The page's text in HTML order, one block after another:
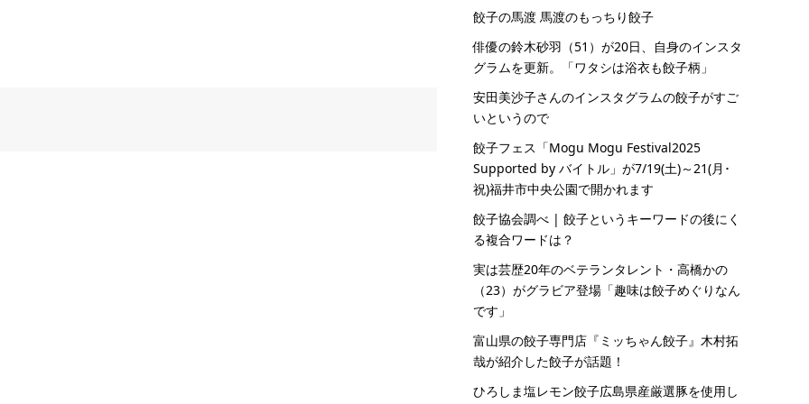
餃子の馬渡 馬渡のもっちり餃子
俳優の鈴木砂羽（51）が20日、自身のインスタ
グラムを更新。「ワタシは浴衣も餃子柄」
安田美沙子さんのインスタグラムの餃子がすご
いというので
餃子フェス「Mogu Mogu Festival2025
Supported by バイトル」が7/19(土)～21(月･
祝)福井市中央公園で開かれます
餃子協会調べ | 餃子というキーワードの後にく
る複合ワードは？
実は芸歴20年のベテランタレント・高橋かの
（23）がグラビア登場「趣味は餃子めぐりなん
です」
富山県の餃子専門店『ミッちゃん餃子』木村拓
哉が紹介した餃子が話題！
ひろしま塩レモン餃子広島県産厳選豚を使用し